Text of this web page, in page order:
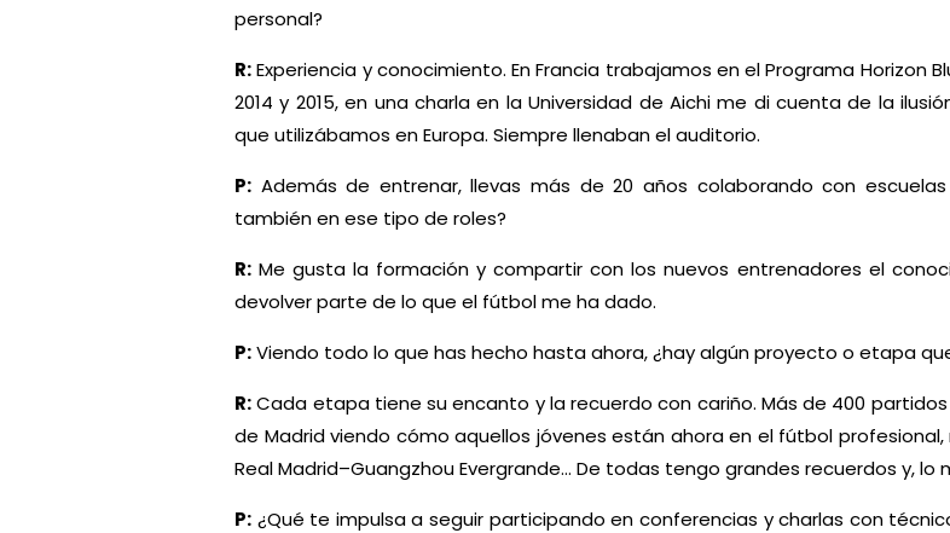
personal?
R:Experiencia y conocimiento. En Francia trabajamos en el Programa Horizon
2014 y 2015, en una charla en la Universidad de Aichi me di cuenta de la
que utilizábamos en Europa. Siempre llenaban el auditorio.
P: Además de entrenar, llevas más de 20 años colaborando con
también en ese tipo de roles?
R: Me gusta la formación y compartir con los nuevos entrenadores el
devolver parte de lo que el fútbol me ha dado.
P:Viendo todo lo que has hecho hasta ahora, ¿hay algún proyecto o etapa
R:Cada etapa tiene su encanto y la recuerdo con cariño. Más de 400
de Madrid viendo cómo aquellos jóvenes están ahora en el fútbol
Real Madrid–Guangzhou Evergrande… De todas tengo grandes recuerdos y,
P: ¿Qué te impulsa a seguir participando en conferencias y charlas con